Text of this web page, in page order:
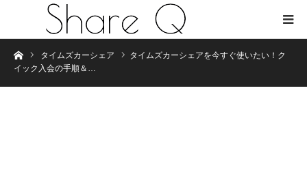
Homeタイムズカーシェア
タイムズカーシェアを今すぐ使いたい！ク
イック入会の手順＆…